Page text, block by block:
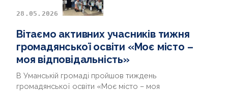
28.05.2026
Вітаємо активних учасників тижня
громадянської освіти «Моє місто –
моя відповідальність»
В Уманській громаді пройшов тиждень
громадянської освіти «Моє місто – моя